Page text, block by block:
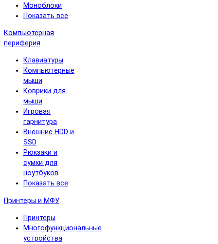
Моноблоки
Показать все
Компьютерная
периферия
Клавиатуры
Компьютерные
мыши
Коврики для
мыши
Игровая
гарнитура
Внешние HDD и
SSD
Рюкзаки и
сумки для
ноутбуков
Показать все
Принтеры и МФУ
Принтеры
Многофункциональные
устройства